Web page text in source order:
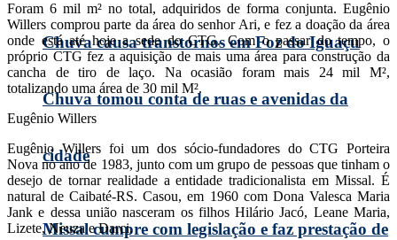
Chuva causa transtornos em Foz do Iguaçu
Chuva tomou conta de ruas e avenidas da
cidade
Missal cumpre com legislação e faz prestação de
Foram 6 mil m² no total, adquiridos de forma conjunta. Eugênio
Willers comprou parte da área do senhor Ari, e fez a doação da área
onde está até hoje a sede do CTG. Com o passar do tempo, o
próprio CTG fez a aquisição de mais uma área para construção da
cancha de tiro de laço. Na ocasião foram mais 24 mil M²,
totalizando uma área de 30 mil M².
Eugênio Willers
Eugênio Willers foi um dos sócio-fundadores do CTG Porteira
Nova no ano de 1983, junto com um grupo de pessoas que tinham o
desejo de tornar realidade a entidade tradicionalista em Missal. É
natural de Caibaté-RS. Casou, em 1960 com Dona Valesca Maria
Jank e dessa união nasceram os filhos Hilário Jacó, Leane Maria,
Lizete, Neuza e Darci.